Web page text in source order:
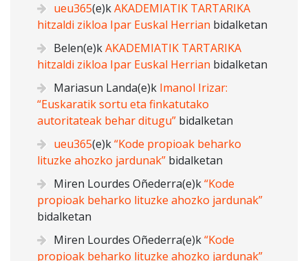
ueu365(e)kAKADEMIATIK TARTARIKA
hitzaldi zikloa Ipar Euskal Herrian bidalketan
Belen(e)kAKADEMIATIK TARTARIKA
hitzaldi zikloa Ipar Euskal Herrian bidalketan
Mariasun Landa(e)k Imanol Irizar:
“Euskaratik sortu eta finkatutako
autoritateak behar ditugu” bidalketan
ueu365(e)k“Kode propioak beharko
lituzke ahozko jardunak” bidalketan
Miren Lourdes Oñederra(e)k“Kode
propioak beharko lituzke ahozko jardunak”
bidalketan
Miren Lourdes Oñederra(e)k“Kode
propioak beharko lituzke ahozko jardunak”